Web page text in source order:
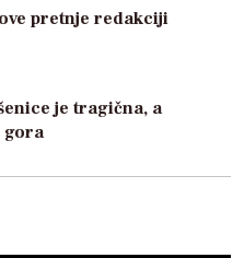
pretnje redakciji
je tragična, a
gora